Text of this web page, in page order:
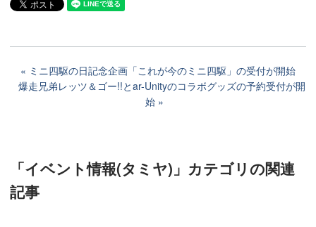
ミニ四駆の日記念企画「これが今のミニ四駆」の受付が開始
爆走兄弟レッツ＆ゴー!!とar-Unityのコラボグッズの予約受付が開
始
「イベント情報(タミヤ)」カテゴリの関連
記事